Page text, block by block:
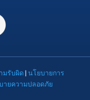
มรับผิด|นโยบายการ
ายความปลอดภัย